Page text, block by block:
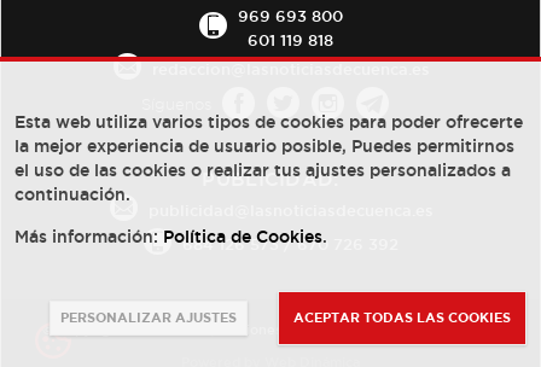
969 693 800
601 119 818
PUBLICIDAD:
684 126 573/670 726 392
Esta web utiliza varios tipos de cookies para poder ofrecerte
la mejor experiencia de usuario posible, Puedes permitirnos
el uso de las cookies o realizar tus ajustes personalizados a
continuación.
Más información: Política de Cookies.
PERSONALIZAR AJUSTES ACEPTAR TODAS LAS COOKIES